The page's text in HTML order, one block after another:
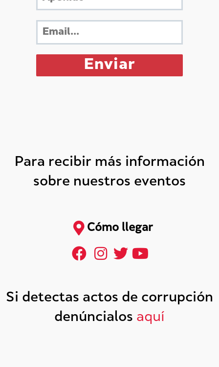
Para recibir más información
sobre nuestros eventos
Cómo llegar
Si detectas actos de corrupción
denúncialos aquí